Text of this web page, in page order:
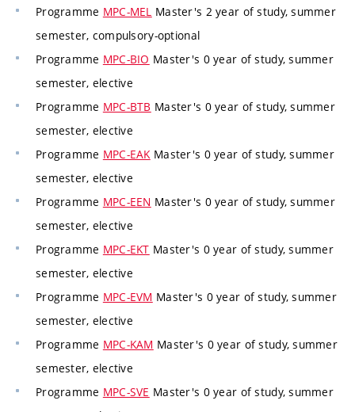
Programme MPC-MEL Master's 2 year of study, summer
semester, compulsory-optional
Programme MPC-BIO Master's 0 year of study, summer
semester, elective
Programme MPC-BTB Master's 0 year of study, summer
semester, elective
Programme MPC-EAKMaster's 0 year of study, summer
semester, elective
Programme MPC-EEN Master's 0 year of study, summer
semester, elective
Programme MPC-EKT Master's 0 year of study, summer
semester, elective
Programme MPC-EVM Master's 0 year of study, summer
semester, elective
Programme MPC-KAM Master's 0 year of study, summer
semester, elective
Programme MPC-SVE Master's 0 year of study, summer